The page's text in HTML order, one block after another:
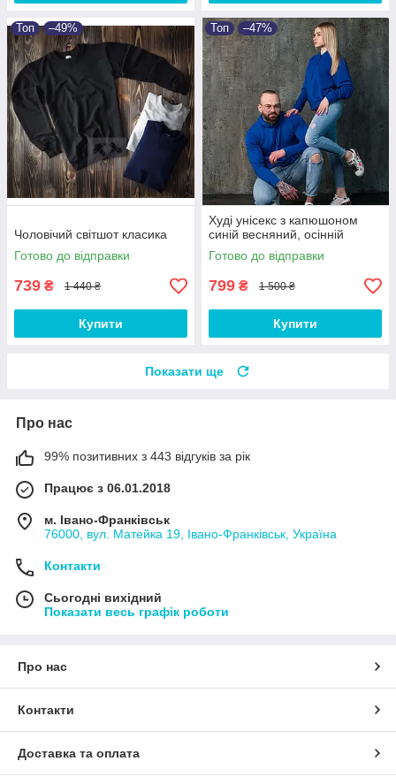
Топ –49%
Чоловічий світшот класика
Готово до відправки
739 ₴ 1 440 ₴
Купити
Топ –47%
Худі унісекс з капюшоном
синій весняний, осінній
Готово до відправки
799 ₴ 1 500 ₴
Купити
Показати ще
Про нас
99% позитивних з 443 відгуків за рік
Працює з 06.01.2018
м. Івано-Франківськ
76000, вул. Матейка 19, Івано-Франківськ, Україна
Контакти
Сьогодні вихідний
Показати весь графік роботи
Про нас
Контакти
Доставка та оплата